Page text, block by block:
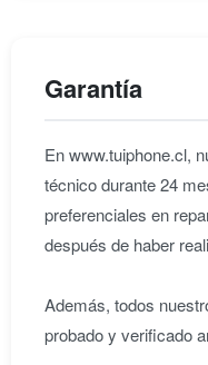
Garantía
En www.tuiphone.cl,
técnico durante 24
preferenciales en
después de haber
Además, todos
probado y verificado